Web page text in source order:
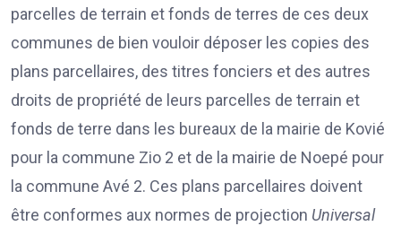
parcelles de terrain et fonds de terres de ces deux
communes de bien vouloir déposer les copies des
plans parcellaires, des titres fonciers et des autres
droits de propriété de leurs parcelles de terrain et
fonds de terre dans les bureaux de la mairie de Kovié
pour la commune Zio 2 et de la mairie de Noepé pour
la commune Avé 2. Ces plans parcellaires doivent
être conformes aux normes de projection Universal